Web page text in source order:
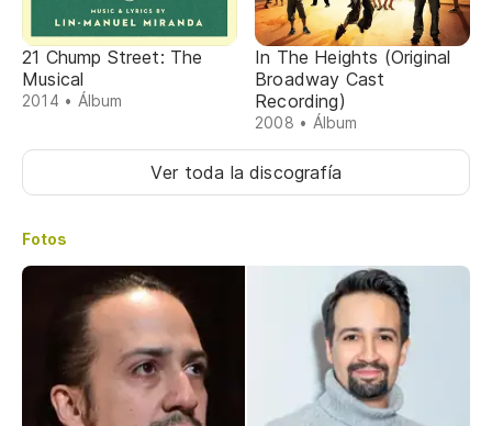
21 Chump Street: The
Musical
2014 • Álbum
In The Heights (Original
Broadway Cast
Recording)
2008 • Álbum
Ver toda la discografía
Fotos